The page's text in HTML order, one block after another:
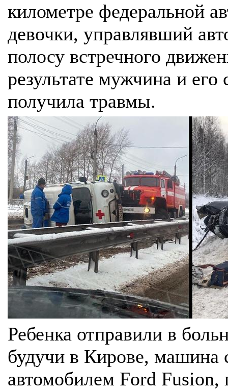
километре федеральной
девочки, управлявший
полосу встречного
результате мужчина и
получила травмы.
Ребенка отправили в
будучи в Кирове, машина
автомобилем Ford Fusion,